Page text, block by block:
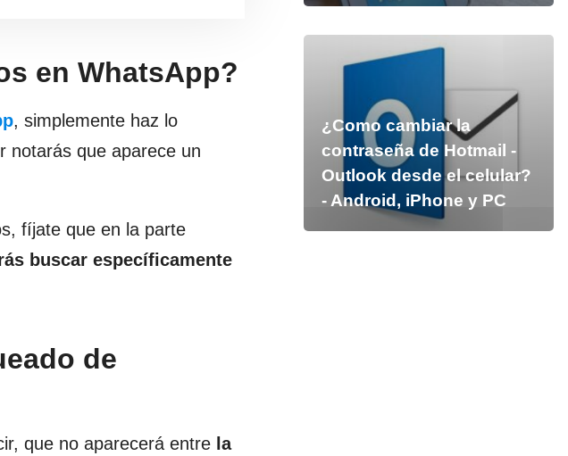
en WhatsApp?
, simplemente haz lo
notarás que aparece un
fíjate que en la parte
buscar específicamente
de
que no aparecerá entre la
¿Como cambiar la
contraseña de Hotmail -
Outlook desde el celular?
- Android, iPhone y PC